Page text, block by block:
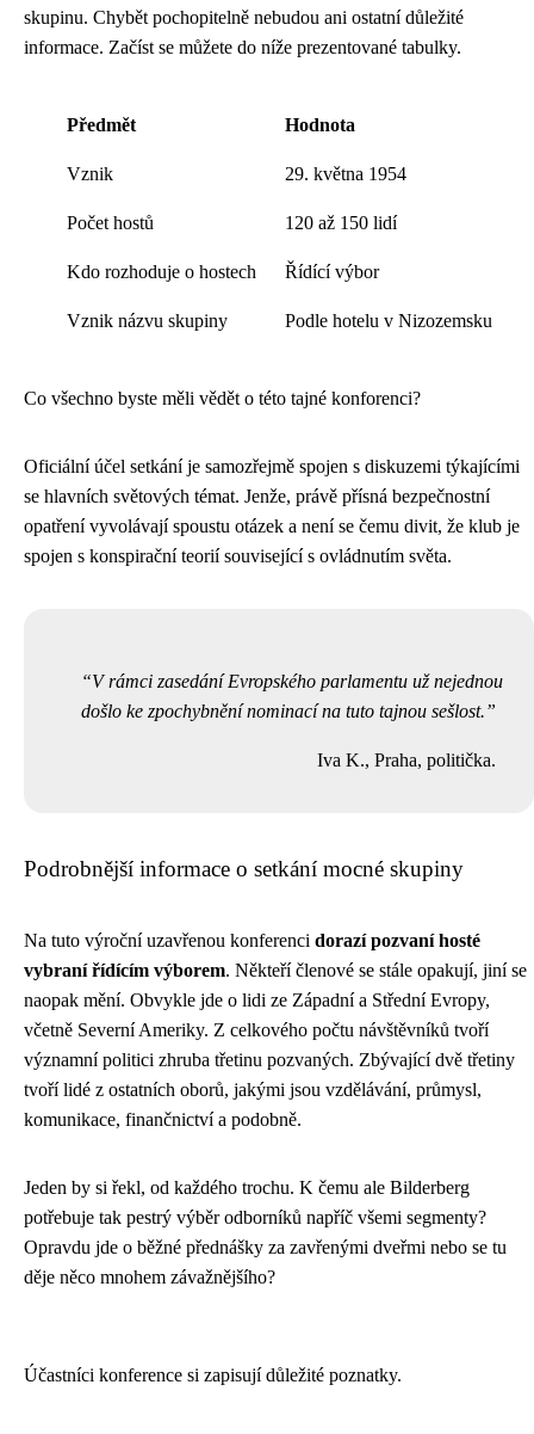
skupinu. Chybět pochopitelně nebudou ani ostatní důležité
informace. Začíst se můžete do níže prezentované tabulky.
Předmět Hodnota
Vznik 29. května 1954
Počet hostů 120 až 150 lidí
Kdo rozhoduje o hostech Řídící výbor
Vznik názvu skupiny Podle hotelu v Nizozemsku
Co všechno byste měli vědět o této tajné konforenci?
Oficiální účel setkání je samozřejmě spojen s diskuzemi týkajícími
se hlavních světových témat. Jenže, právě přísná bezpečnostní
opatření vyvolávají spoustu otázek a není se čemu divit, že klub je
spojen s konspirační teorií související s ovládnutím světa.
V rámci zasedání Evropského parlamentu už nejednou
došlo ke zpochybnění nominací na tuto tajnou sešlost.
Iva K., Praha, politička.
Podrobnější informace o setkání mocné skupiny
Na tuto výroční uzavřenou konferenci dorazí pozvaní hosté
vybraní řídícím výborem. Někteří členové se stále opakují, jiní se
naopak mění. Obvykle jde o lidi ze Západní a Střední Evropy,
včetně Severní Ameriky. Z celkového počtu návštěvníků tvoří
významní politici zhruba třetinu pozvaných. Zbývající dvě třetiny
tvoří lidé z ostatních oborů, jakými jsou vzdělávání, průmysl,
komunikace, finančnictví a podobně.
Jeden by si řekl, od každého trochu. K čemu ale Bilderberg
potřebuje tak pestrý výběr odborníků napříč všemi segmenty?
Opravdu jde o běžné přednášky za zavřenými dveřmi nebo se tu
děje něco mnohem závažnějšího?
Účastníci konference si zapisují důležité poznatky.